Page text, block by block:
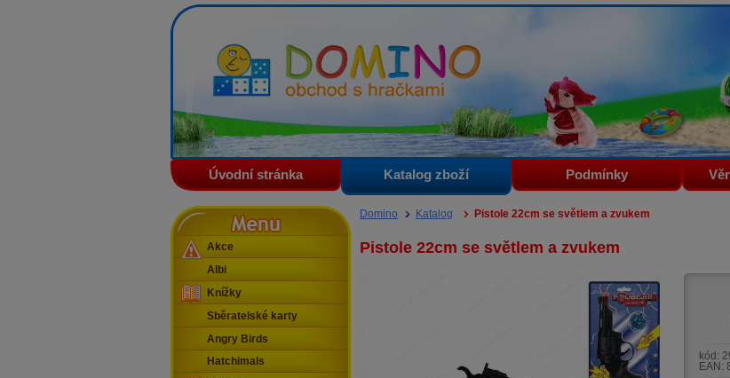
Domino - obchod s hračkami
Úvodní stránka Katalog zboží Podmínky
Domino Katalog Pistole 22cm se světlem a zvukem
Pistole 22cm se světlem a zvukem
kód:
EAN:
Menu
Akce
Albi
Knížky
Sběratelské karty
Angry Birds
Hatchimals